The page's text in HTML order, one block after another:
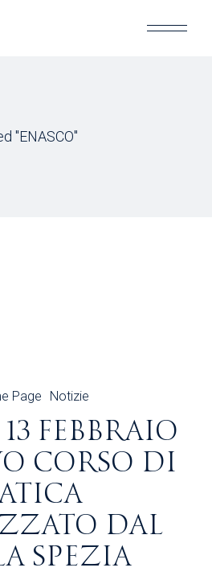
"ENASCO"
Page Notizie
FEBBRAIO
CORSO DI
DAL
SPEZIA